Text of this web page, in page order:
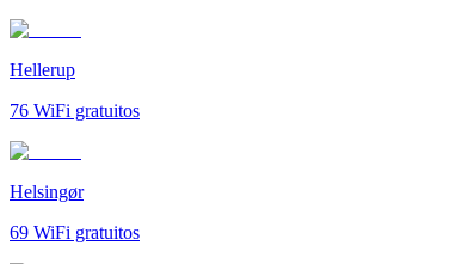
Hellerup
76 WiFi gratuitos
Helsingør
69 WiFi gratuitos